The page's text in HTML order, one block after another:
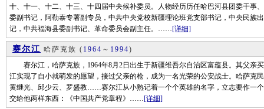
十、十一、十二、十三、十四届中央候补委员。人物经历历任哈巴河县团委干事
委副书记，阿勒泰专署副专员，中共中央党校新疆理论班党支部书记，中央民族
记，中共福海县委副书记、革命委员会副主任。……[详细]
赛尔江 哈萨克族 ( 1964 ～ 1994)
赛尔江，哈萨克族，1964年8月2日出生于新疆维吾尔自治区富蕴县。其父亲
江实现了自小就萌发的愿望，接过父亲的枪，成为一名光荣的公安战士。哈萨克
黄继光、邱少云、罗盛教……赛尔江从小熟记着一个个英雄的名字，立志要作一
交给他两样东西：《中国共产党章程》……[详细]